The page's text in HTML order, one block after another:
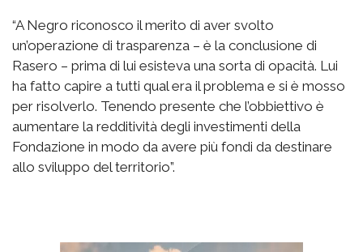
“A Negro riconosco il merito di aver svolto
un’operazione di trasparenza – è la conclusione di
Rasero – prima di lui esisteva una sorta di opacità. Lui
ha fatto capire a tutti qual era il problema e si è mosso
per risolverlo. Tenendo presente che l’obbiettivo è
aumentare la redditività degli investimenti della
Fondazione in modo da avere più fondi da destinare
allo sviluppo del territorio”.